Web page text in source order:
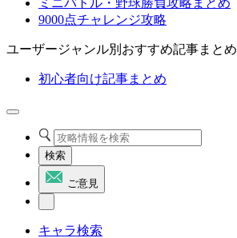
ミニバトル・野球勝負攻略まとめ
9000点チャレンジ攻略
ユーザージャンル別おすすめ記事まとめ
初心者向け記事まとめ
検索
ご意見
キャラ検索